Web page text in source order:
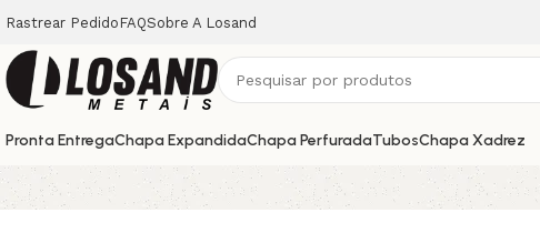
Rastrear Pedido FAQSobre A Losand
Pronta EntregaChapa ExpandidaChapa PerfuradaTubosChapa Xadrez